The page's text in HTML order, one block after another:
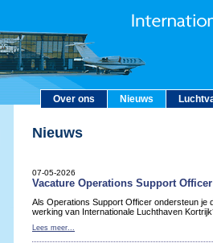
Over ons Nieuws
Nieuws
07-05-2026
Vacature Operations Support Officer
Als Operations Support Officer ondersteun je
werking van Internationale Luchthaven
Lees meer...